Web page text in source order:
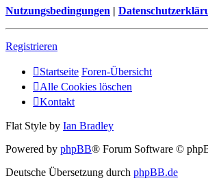
Nutzungsbedingungen |
Registrieren
Startseite Foren-Übersicht
Alle Cookies löschen
Kontakt
Flat Style by Ian Bradley
Powered by phpBB® Forum Software ©
Deutsche Übersetzung durch phpBB.de